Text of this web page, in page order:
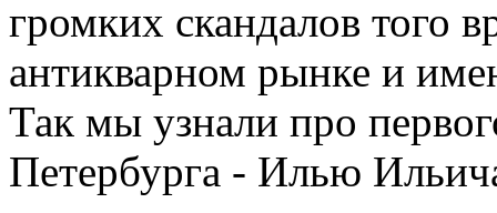
громких скандалов того
антикварном рынке и
Так мы узнали про
Петербурга - Илью